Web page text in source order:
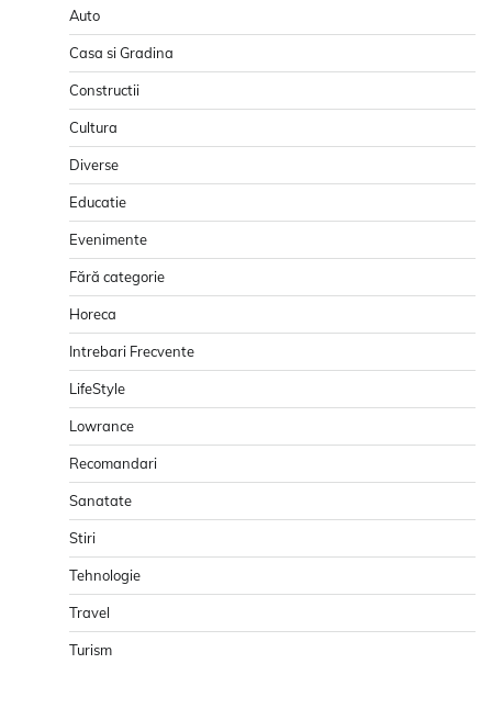
Auto
Casa si Gradina
Constructii
Cultura
Diverse
Educatie
Evenimente
Fără categorie
Horeca
Intrebari Frecvente
LifeStyle
Lowrance
Recomandari
Sanatate
Stiri
Tehnologie
Travel
Turism